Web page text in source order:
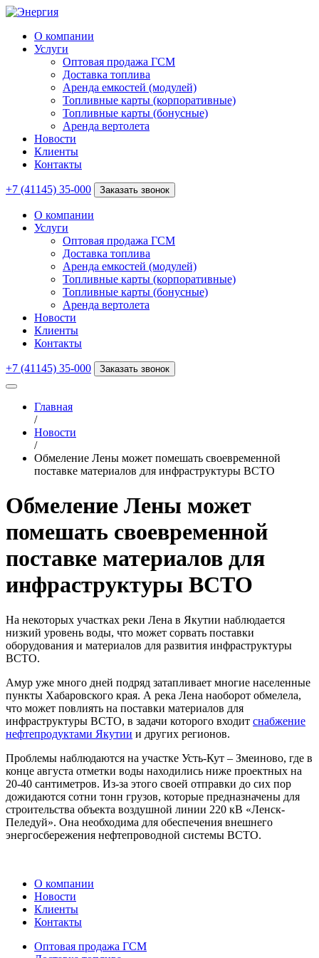
О компании
Услуги
Оптовая продажа ГСМ
Доставка топлива
Аренда емкостей (модулей)
Топливные карты (корпоративные)
Топливные карты (бонусные)
Аренда вертолета
Новости
Клиенты
Контакты
+7 (41145) 35-000 Заказать звонок
О компании
Услуги
Оптовая продажа ГСМ
Доставка топлива
Аренда емкостей (модулей)
Топливные карты (корпоративные)
Топливные карты (бонусные)
Аренда вертолета
Новости
Клиенты
Контакты
+7 (41145) 35-000 Заказать звонок
Главная
/
Новости
/
Обмеление Лены может помешать своевременной
поставке материалов для инфраструктуры ВСТО
Обмеление Лены может
помешать своевременной
поставке материалов для
инфраструктуры ВСТО
На некоторых участках реки Лена в Якутии наблюдается
низкий уровень воды, что может сорвать поставки
оборудования и материалов для развития инфраструктуры
ВСТО.
Амур уже много дней подряд затапливает многие населенные
пункты Хабаровского края. А река Лена наоборот обмелела,
что может повлиять на поставки материалов для
инфраструктуры ВСТО, в задачи которого входит снабжение
нефтепродуктами Якутии и других регионов.
Проблемы наблюдаются на участке Усть-Кут – Змеиново, где в
конце августа отметки воды находились ниже проектных на
20-40 сантиметров. Из-за этого своей отправки до сих пор
дожидаются сотни тонн грузов, которые предназначены для
строительства объекта воздушной линии 220 кВ «Ленск-
Пеледуй». Она необходима для обеспечения внешнего
энергосбережения нефтепроводной системы ВСТО.
О компании
Новости
Клиенты
Контакты
Оптовая продажа ГСМ